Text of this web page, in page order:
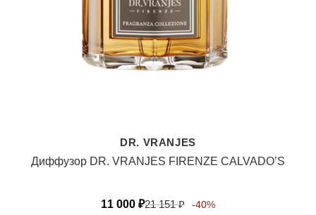
DR. VRANJES
Диффузор DR. VRANJES FIRENZE CALVADO’S
11 000 ₽21 151₽ -40%